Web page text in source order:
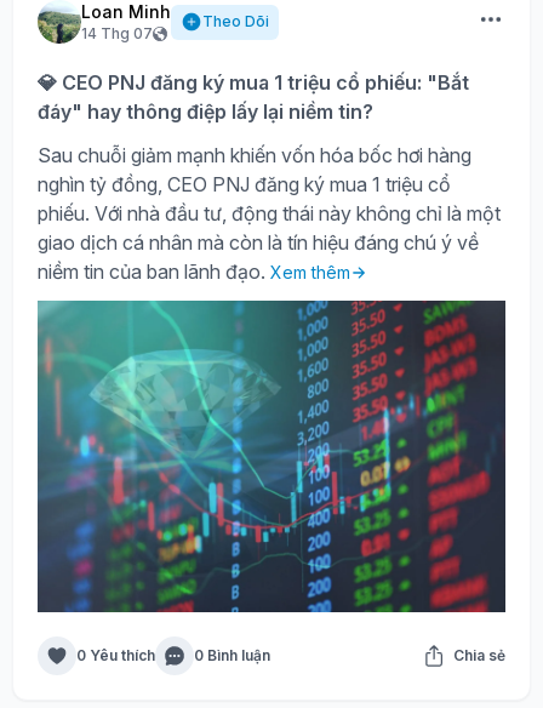
Loan Minh
14 Thg 07
Theo Dõi
💎 CEO PNJ đăng ký mua 1 triệu cổ phiếu: "Bắt
đáy" hay thông điệp lấy lại niềm tin?
Sau chuỗi giảm mạnh khiến vốn hóa bốc hơi hàng
nghìn tỷ đồng, CEO PNJ đăng ký mua 1 triệu cổ
phiếu. Với nhà đầu tư, động thái này không chỉ là một
giao dịch cá nhân mà còn là tín hiệu đáng chú ý về
niềm tin của ban lãnh đạo. Xem thêm
0 Yêu thích 0 Bình luận Chia sẻ